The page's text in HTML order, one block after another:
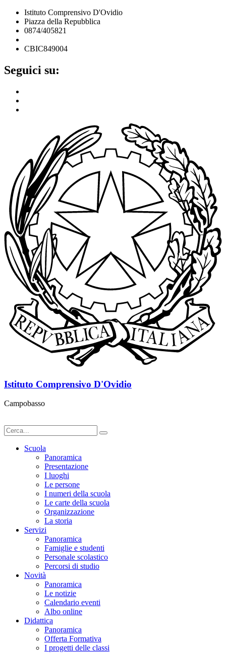
Istituto Comprensivo D'Ovidio
Piazza della Repubblica
0874/405821
CBIC849004
Seguici su:
Istituto Comprensivo D'Ovidio
Campobasso
Scuola
Panoramica
Presentazione
I luoghi
Le persone
I numeri della scuola
Le carte della scuola
Organizzazione
La storia
Servizi
Panoramica
Famiglie e studenti
Personale scolastico
Percorsi di studio
Novità
Panoramica
Le notizie
Calendario eventi
Albo online
Didattica
Panoramica
Offerta Formativa
I progetti delle classi